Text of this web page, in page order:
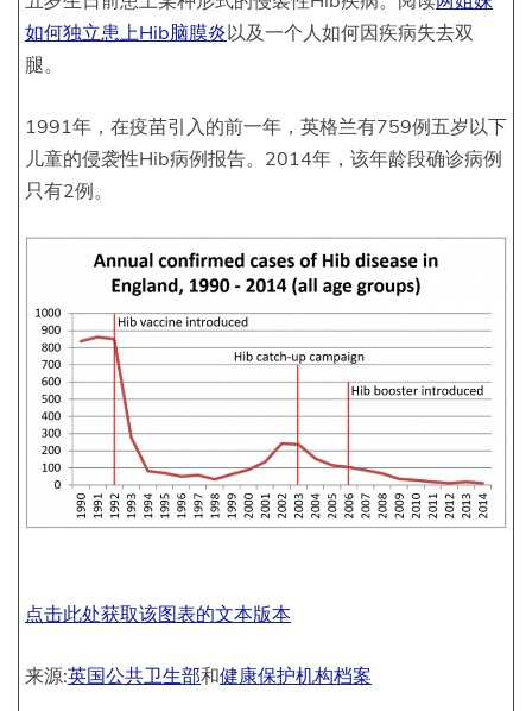
如何独立患上Hib脑膜炎以及一个人如何因疾病失去双
腿。
1991年，在疫苗引入的前一年，英格兰有759例五岁以下
儿童的侵袭性Hib病例报告。2014年，该年龄段确诊病例
只有2例。
点击此处获取该图表的文本版本
来源:英国公共卫生部和健康保护机构档案